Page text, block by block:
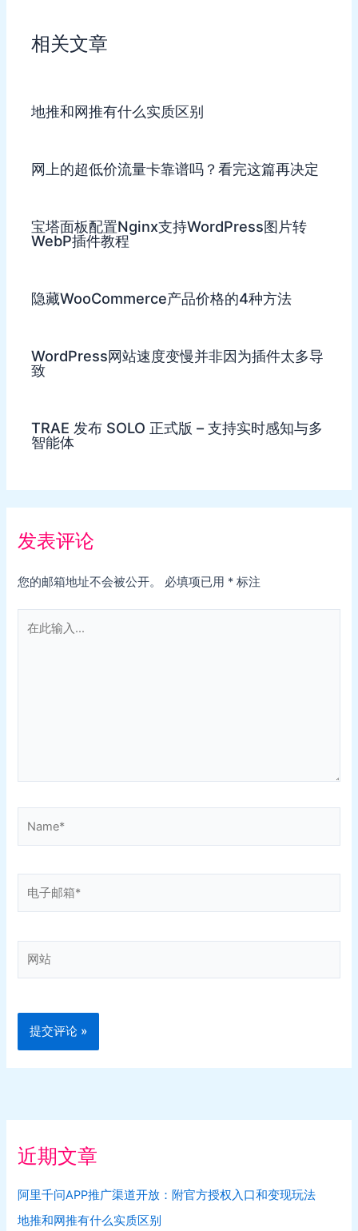
相关文章
地推和网推有什么实质区别
网上的超低价流量卡靠谱吗？看完这篇再决定
宝塔面板配置Nginx支持WordPress图片转
WebP插件教程
隐藏WooCommerce产品价格的4种方法
WordPress网站速度变慢并非因为插件太多导
致
TRAE 发布 SOLO 正式版 – 支持实时感知与多
智能体
发表评论
您的邮箱地址不会被公开。 必填项已用 * 标注
箱
站
近期文章
阿里千问APP推广渠道开放：附官方授权入口和变现玩法
地推和网推有什么实质区别